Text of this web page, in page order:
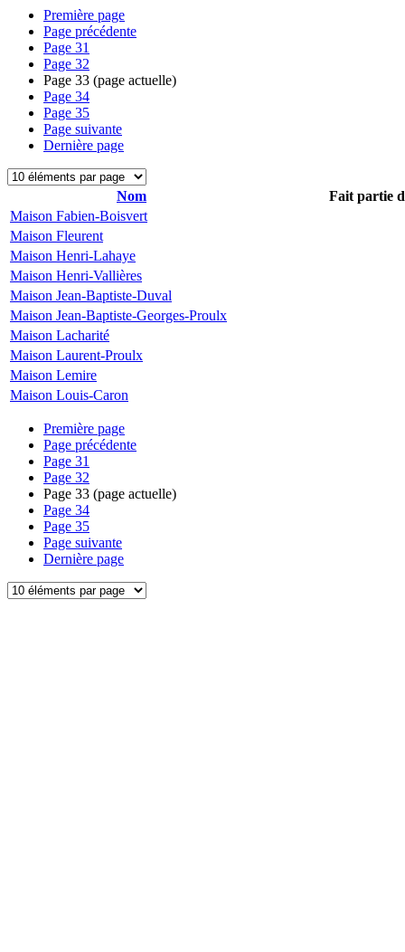
Première page
Page précédente
Page 31
Page 32
Page 33 (page actuelle)
Page 34
Page 35
Page suivante
Dernière page
Nom
Fait partie
Maison Fabien-Boisvert
Maison Fleurent
Maison Henri-Lahaye
Maison Henri-Vallières
Maison Jean-Baptiste-Duval
Maison Jean-Baptiste-Georges-Proulx
Maison Lacharité
Maison Laurent-Proulx
Maison Lemire
Maison Louis-Caron
Première page
Page précédente
Page 31
Page 32
Page 33 (page actuelle)
Page 34
Page 35
Page suivante
Dernière page